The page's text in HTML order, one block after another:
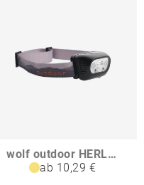
wolf outdoor HERLEN Stirnlampe mit 5 LED- Dioden
ab 10,29 €